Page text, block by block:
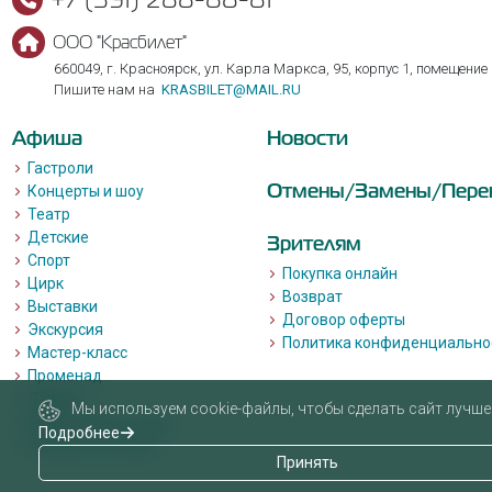
ООО "Красбилет"
660049, г. Красноярск, ул. Карла Маркса, 95, корпус 1, помещение
Пишите нам на KRASBILET@MAIL.RU
Афиша
Гастроли
Концерты и шоу
Театр
Детские
Спорт
Цирк
Выставки
Экскурсия
Мастер-класс
Променад
Лекции
Квизы, квесты, игры.
Пушкинская карта
Новости
Отмены/Замены/
Зрителям
Покупка онлайн
Возврат
Договор оферты
Политика
Мы используем cookie-файлы, чтобы сделать сайт лучше
Подробнее
Принять